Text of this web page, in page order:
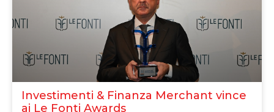
Investimenti & Finanza Merchant vince
ai Le Fonti Awards